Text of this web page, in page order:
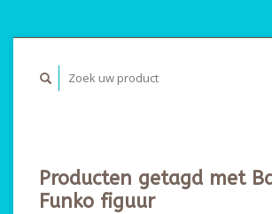
Producten getagd met
Funko figuur